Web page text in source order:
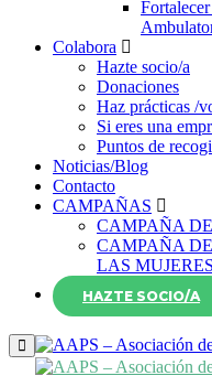
Colabora
Hazte socio/a
Donaciones
Haz prácticas /
Si eres una
Puntos de
Noticias/Blog
Contacto
CAMPAÑAS
CAMPAÑA
CAMPAÑA
LAS
HAZTE SOCIO/A